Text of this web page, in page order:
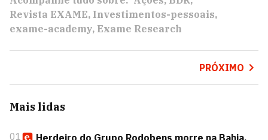
Revista EXAME Investimentos-pessoais
exame-academy Exame Research
PRÓXIMO
Mais lidas
01 Herdeiro do Grupo Rodobens morre na Bahia,